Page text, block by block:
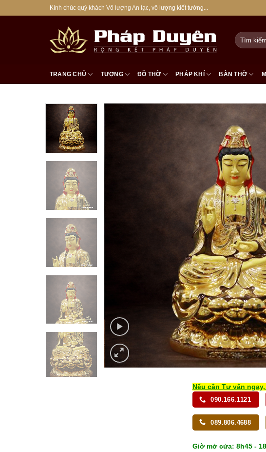
qua
Kính chúc quý khách Vô lượng An lạc, vô lượng kiết tường...
Tìm
kiếm:
TRANG CHỦ TƯỢNG ĐỒ THỜ PHÁP KHÍ BÀN THỜ
Nếu cần Tư vấn
090.166.1121
089.806.4688
Giờ mở cửa: 8h45 -